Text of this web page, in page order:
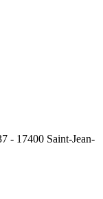
- 17400 Saint-Jean-